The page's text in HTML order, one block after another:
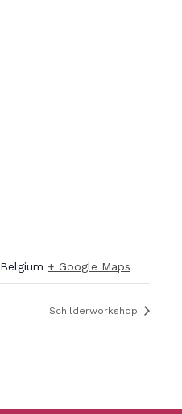
Belgium + Google Maps
Schilderworkshop